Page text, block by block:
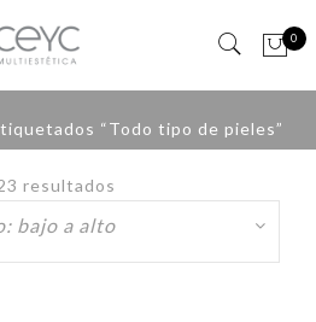
0
“Todo tipo de pieles”
resultados
Ordenado
por
precio: